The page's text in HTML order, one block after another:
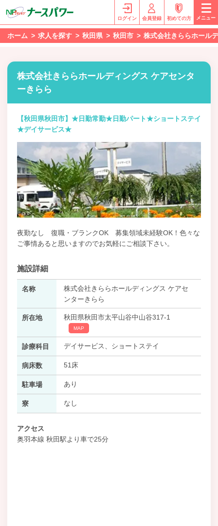
ログイン 会員登録 初めての方 メニュー
ホーム 求人を探す 秋田県 秋田市 株式会社きららホール
株式会社きららホールディングス ケアセンタ
ーきらら
【秋田県秋田市】★日勤常勤★日勤パート★ショートステイ
★デイサービス★
夜勤なし 復職・ブランクOK 募集領域未経験OK！色々な
ご事情あると思いますのでお気軽にご相談下さい。
施設詳細
名称
株式会社きららホールディングス ケアセ
ンターきらら
所在地 秋田県秋田市太平山谷中山谷317-1
MAP
診療科目 デイサービス、ショートステイ
病床数 51床
駐車場 あり
寮 なし
アクセス
奥羽本線 秋田駅より車で25分